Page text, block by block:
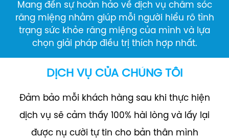
Mang đến sự hoàn hảo về dịch vụ chăm sóc
răng miệng nhằm giúp mỗi người hiểu rõ tình
trạng sức khỏe răng miệng của mình và lựa
chọn giải pháp điều trị thích hợp nhất.
DỊCH VỤ CỦA CHÚNG TÔI
Đảm bảo mỗi khách hàng sau khi thực hiện
dịch vụ sẽ cảm thấy 100% hài lòng và lấy lại
được nụ cười tự tin cho bản thân mình